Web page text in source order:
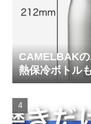
CAMELBAK
熱保冷ボトル